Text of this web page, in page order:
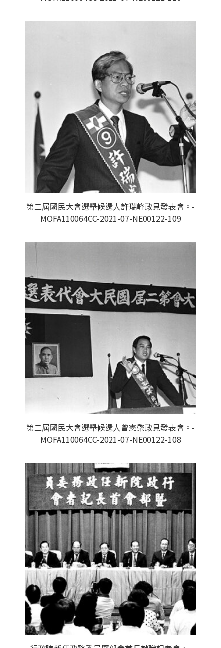
第二屆國民大會選舉候選人許瑞峰政見發表會。-
MOFA110064CC-2021-07-NE00122-109
第二屆國民大會選舉候選人曾憲棨政見發表會。-
MOFA110064CC-2021-07-NE00122-108